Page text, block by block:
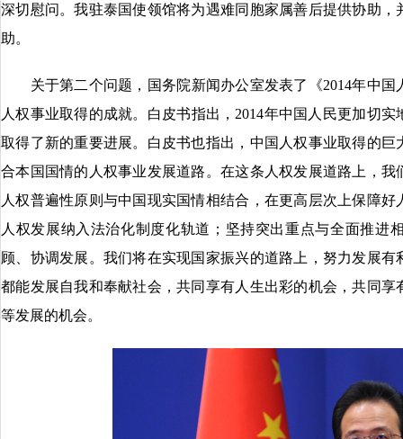
深切慰问。我驻泰国使领馆将为遇难同胞家属善后提供协助
助。
关于第二个问题，国务院新闻办公室发表了《2014年中国
人权事业取得的成就。白皮书指出，2014年中国人民更加切
取得了新的重要进展。白皮书也指出，中国人权事业取得的
合本国国情的人权事业发展道路。在这条人权发展道路上，
人权普遍性原则与中国现实国情相结合，在更高层次上保障
人权发展纳入法治化制度化轨道；坚持突出重点与全面推进
顾、协调发展。我们将在实现国家振兴的道路上，努力发展
都能发展自我和奉献社会，共同享有人生出彩的机会，共同
等发展的机会。